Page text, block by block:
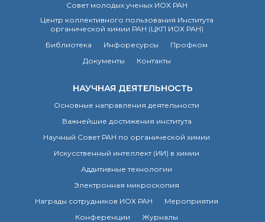
Совет молодых ученых ИОХ РАН
Центр коллективного пользования Института
органической химии РАН (ЦКП ИОХ РАН)
Библиотека
Инфоресурсы
Профком
Документы
Контакты
НАУЧНАЯ ДЕЯТЕЛЬНОСТЬ
Основные направления деятельности
Важнейшие достижения института
Научный Совет РАН по органической химии
Искусственный интеллект (ИИ) в химии
Аддитивные технологии
Электронная микроскопия
Награды сотрудников ИОХ РАН
Мероприятия
Конференции
Журналы